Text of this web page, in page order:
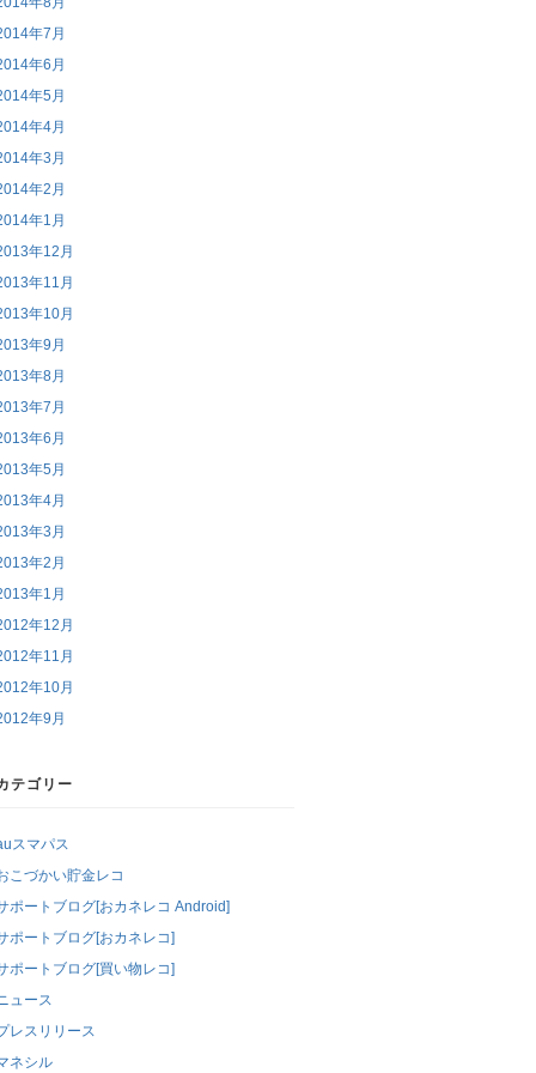
年7月
年6月
年5月
年4月
年3月
年2月
年1月
年12月
年11月
年10月
年9月
年8月
年7月
年6月
年5月
年4月
年3月
年2月
年1月
年12月
年11月
年10月
年9月
テゴリー
スマパス
こづかい貯金レコ
ポートブログ[おカネレコ Android]
ポートブログ[おカネレコ]
ポートブログ[買い物レコ]
ュース
レスリリース
ネシル